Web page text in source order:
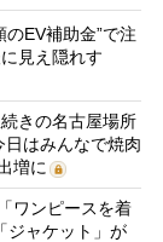
のEV補助金”で注
見え隠れす
きの名古屋場所
はみんなで焼肉
増に
ワンピースを着
ジャケット」が